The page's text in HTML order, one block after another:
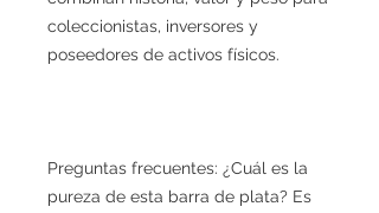
coleccionistas, inversores y
poseedores de activos físicos.
Preguntas frecuentes: ¿Cuál es la
pureza de esta barra de plata? Es